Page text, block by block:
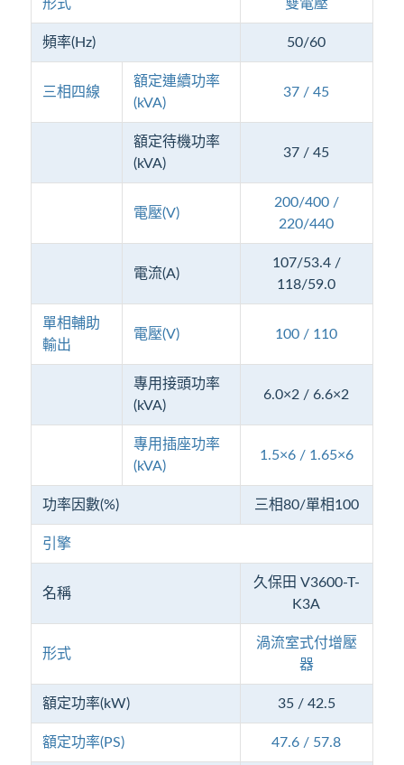
形式 雙電壓
頻率(Hz) 50/60
三相四線
額定連續功率
(kVA)
37 / 45
額定待機功率
(kVA)
37 / 45
電壓(V)
200/400 /
220/440
電流(A)
107/53.4 /
118/59.0
單相輔助
輸出
電壓(V) 100 / 110
專用接頭功率
(kVA)
6.0×2 / 6.6×2
專用插座功率
(kVA)
1.5×6 / 1.65×6
功率因數(%) 三相80/單相100
引擎
名稱
久保田 V3600-T-
K3A
形式
渦流室式付增壓
器
額定功率(kW) 35 / 42.5
額定功率(PS) 47.6 / 57.8